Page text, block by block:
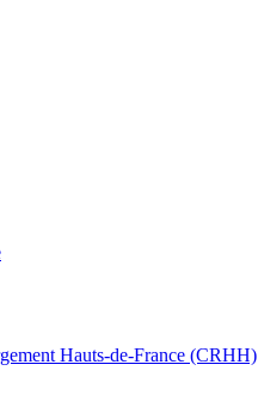
Hauts-de-France (CRHH)